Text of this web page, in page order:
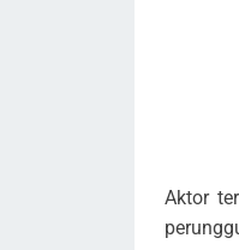
Aktor